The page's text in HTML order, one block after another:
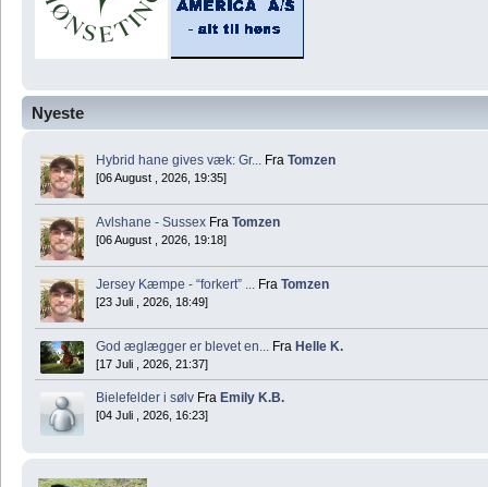
Nyeste
Hybrid hane gives væk: Gr... Fra Tomzen
[06 August , 2026, 19:35]
Avlshane - Sussex Fra Tomzen
[06 August , 2026, 19:18]
Jersey Kæmpe - “forkert” ... Fra Tomzen
[23 Juli , 2026, 18:49]
God æglægger er blevet en... Fra Helle K.
[17 Juli , 2026, 21:37]
Bielefelder i sølv Fra Emily K.B.
[04 Juli , 2026, 16:23]